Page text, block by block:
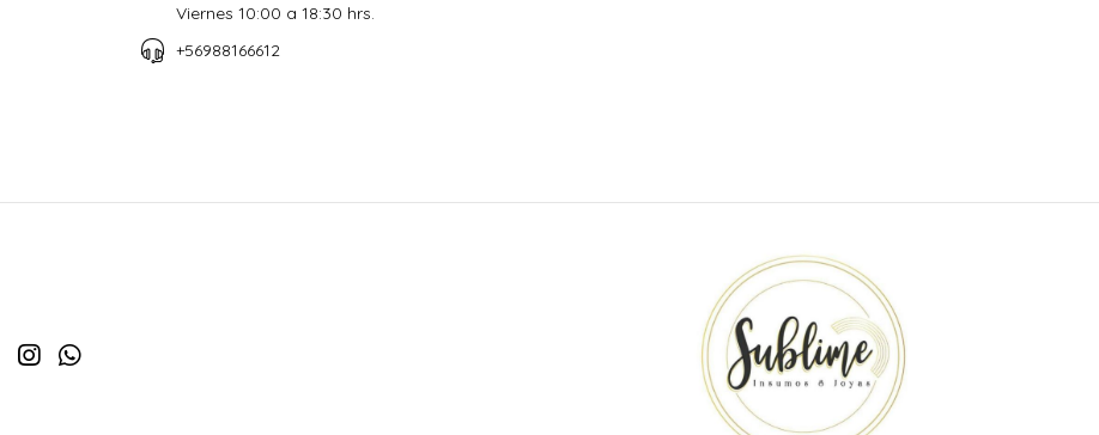
Viernes 10:00 a 18:30 hrs.
+56988166612